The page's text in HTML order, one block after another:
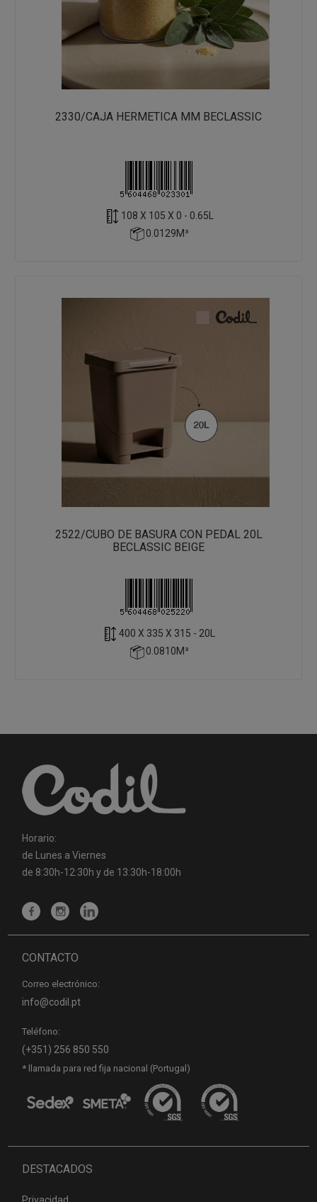
2330/CAJA HERMETICA MM BECLASSIC
108 X 105 X 0 - 0.65L
0.0129M³
2522/CUBO DE BASURA CON PEDAL 20L
BECLASSIC BEIGE
400 X 335 X 315 - 20L
0.0810M³
Horario:
de Lunes a Viernes
de 8:30h-12:30h y de 13:30h-18:00h
CONTACTO
Correo electrónico:
info@codil.pt
Teléfono:
(+351) 256 850 550
* llamada para red fija nacional (Portugal)
DESTACADOS
Privacidad